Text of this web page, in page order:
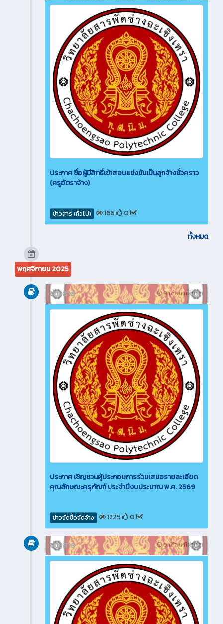
ประกาศ ชื่อผู้มีสิทธิ์เข้าสอบแข่งขันเป็นลูกจ้างชั่วคราว
(ครูอัตราจ้าง)
ข่าวสาร (ทั่วไป) 166 0
ทั้งหมด
พฤศจิกายน 2025
9 เดือน ที่ผ่านมา
ข่าวสาร
ประกาศ เชิญชวนผู้ประกอบการร่วมเสนอรายละเอียด
คุณลักษณะครุภัณฑ์ ประจำปีงบประมาณ พ.ศ. 2569
ข่าวจัดซื้อจัดจ้าง 1225 0
9 เดือน ที่ผ่านมา
ข่าวสาร